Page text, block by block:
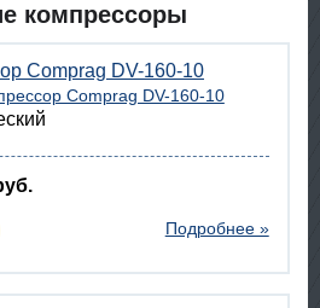
компрессоры
Comprag DV-160-10
Подробнее »